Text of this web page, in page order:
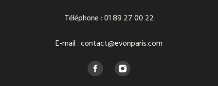
Téléphone : 01 89 27 00 22
E-mail : contact@evonparis.com